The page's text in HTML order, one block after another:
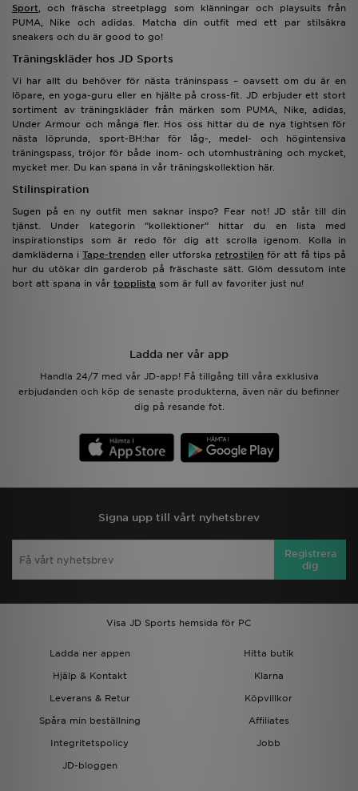
Sport, och fräscha streetplagg som klänningar och playsuits från
PUMA, Nike och adidas. Matcha din outfit med ett par stilsäkra
sneakers och du är good to go!
Träningskläder hos JD Sports
Vi har allt du behöver för nästa träninspass – oavsett om du är en
löpare, en yoga-guru eller en hjälte på cross-fit. JD erbjuder ett stort
sortiment av träningskläder från märken som PUMA, Nike, adidas,
Under Armour och många fler. Hos oss hittar du de nya tightsen för
nästa löprunda, sport-BH:har för låg-, medel- och högintensiva
träningspass, tröjor för både inom- och utomhusträning och mycket,
mycket mer. Du kan spana in vår träningskollektion här.
Stilinspiration
Sugen på en ny outfit men saknar inspo? Fear not! JD står till din
tjänst. Under kategorin ”kollektioner” hittar du en lista med
inspirationstips som är redo för dig att scrolla igenom. Kolla in
damkläderna iTape-trenden eller utforska retrostilen för att få tips på
hur du utökar din garderob på fräschaste sätt. Glöm dessutom inte
bort att spana in vår topplista som är full av favoriter just nu!
Ladda ner vår app
Handla 24/7 med vår JD-app! Få tillgång till våra exklusiva
erbjudanden och köp de senaste produkterna, även när du befinner
dig på resande fot.
Signa upp till vårt nyhetsbrev
Registrera
dig
Visa JD Sports hemsida för PC
Ladda ner appen
Hitta butik
Hjälp & Kontakt
Klarna
Leverans & Retur
Köpvillkor
Spåra min beställning
Affiliates
Integritetspolicy
Jobb
JD-bloggen